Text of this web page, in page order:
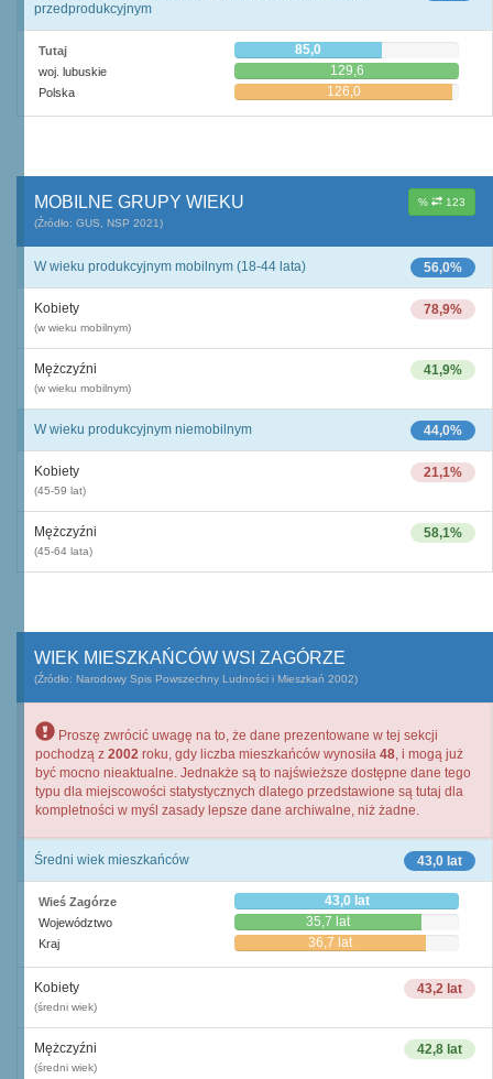
przedprodukcyjnym
Tutaj 85,0
woj. lubuskie 129,6
Polska 126,0
% 123
MOBILNE GRUPY WIEKU
(Źródło: GUS, NSP 2021)
56,0%
W wieku produkcyjnym mobilnym (18-44 lata)
78,9%
Kobiety
(w wieku mobilnym)
41,9%
Mężczyźni
(w wieku mobilnym)
44,0%
W wieku produkcyjnym niemobilnym
21,1%
Kobiety
(45-59 lat)
58,1%
Mężczyźni
(45-64 lata)
WIEK MIESZKAŃCÓW WSI ZAGÓRZE
(Źródło: Narodowy Spis Powszechny Ludności i Mieszkań 2002)
Proszę zwrócić uwagę na to, że dane prezentowane w tej sekcji
pochodzą z 2002 roku, gdy liczba mieszkańców wynosiła 48, i mogą już
być mocno nieaktualne. Jednakże są to najświeższe dostępne dane tego
typu dla miejscowości statystycznych dlatego przedstawione są tutaj dla
kompletności w myśl zasady lepsze dane archiwalne, niż żadne.
43,0 lat
Średni wiek mieszkańców
Wieś Zagórze 43,0 lat
Województwo 35,7 lat
Kraj 36,7 lat
43,2 lat
Kobiety
(średni wiek)
42,8 lat
Mężczyźni
(średni wiek)